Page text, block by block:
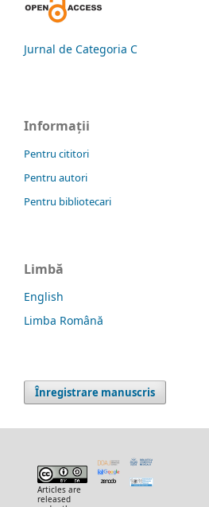
Jurnal de Categoria C
Informații
Pentru cititori
Pentru autori
Pentru bibliotecari
Limbă
English
Limba Română
Înregistrare manuscris
Articles are
released